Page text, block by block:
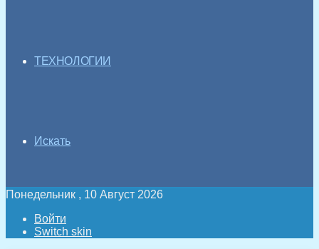
ТЕХНОЛОГИИ
Искать
Понедельник , 10 Август 2026
Войти
Switch skin